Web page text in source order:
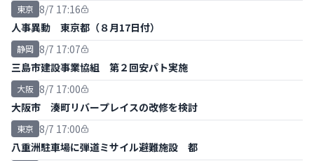
東京 8/7 17:16
人事異動 東京都（８月17日付）
静岡 8/7 17:07
三島市建設事業協組 第２回安パト実施
大阪 8/7 17:00
大阪市 湊町リバープレイスの改修を検討
東京 8/7 17:00
八重洲駐車場に弾道ミサイル避難施設 都